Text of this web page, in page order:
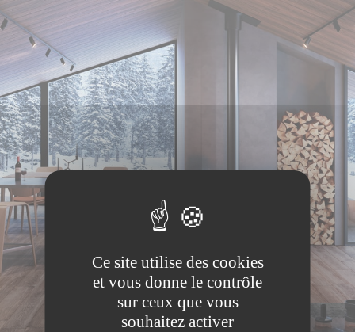
Ce site utilise des cookies
et vous donne le contrôle
sur ceux que vous
souhaitez activer